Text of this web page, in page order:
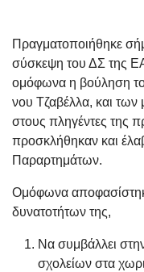
Πραγματοποιήθηκε
σύσκεψη του ΔΣ της
ομόφωνα η βούληση
νου Τζαβέλλα, και
στους πληγέντες της
προσκλήθηκαν και
Παραρτημάτων.
Ομόφωνα
δυνατοτήτων της,
Να συμβάλλει
σχολείων στα